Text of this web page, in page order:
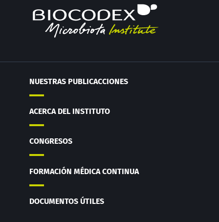
NUESTRAS PUBLICACCIONES
ACERCA DEL INSTITUTO
CONGRESOS
FORMACIÓN MÉDICA CONTINUA
DOCUMENTOS ÚTILES